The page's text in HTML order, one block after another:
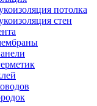
потолка
стен